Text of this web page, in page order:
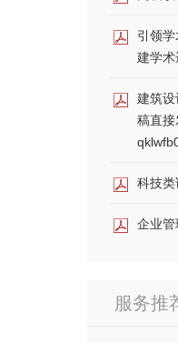
引领
建学
建筑
稿直接
科技类
企业管
服务推